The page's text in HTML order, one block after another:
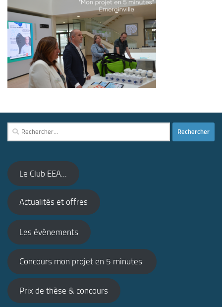
Rechercher :
Le Club EEA...
Actualités et offres
Les évènements
Concours mon projet en 5 minutes
Prix de thèse & concours